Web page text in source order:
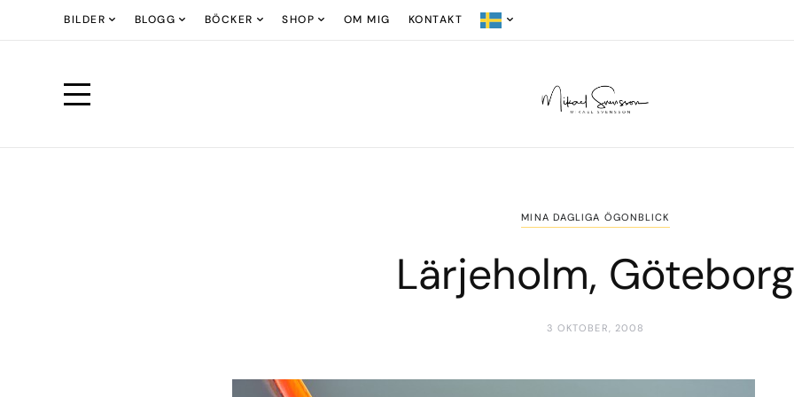
BILDER BLOGG BÖCKER SHOP OM MIG KONTAKT
MINA DAGLIGA ÖGONBLICK
Lärjeholm, Göteborg
3 OKTOBER, 2008